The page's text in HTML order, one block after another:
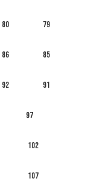
79
80
85
86
91
92
97
102
107